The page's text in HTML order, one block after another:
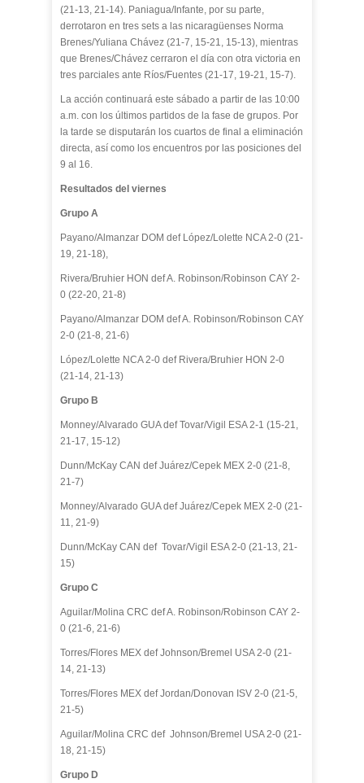
(21-13, 21-14). Paniagua/Infante, por su parte,
derrotaron en tres sets a las nicaragüenses Norma
Brenes/Yuliana Chávez (21-7, 15-21, 15-13), mientras
que Brenes/Chávez cerraron el día con otra victoria en
tres parciales ante Ríos/Fuentes (21-17, 19-21, 15-7).
La acción continuará este sábado a partir de las 10:00
a.m. con los últimos partidos de la fase de grupos. Por
la tarde se disputarán los cuartos de final a eliminación
directa, así como los encuentros por las posiciones del
9 al 16.
Resultados del viernes
Grupo A
Payano/Almanzar DOM def López/Lolette NCA 2-0 (21-
19, 21-18),
Rivera/Bruhier HON def A. Robinson/Robinson CAY 2-
0 (22-20, 21-8)
Payano/Almanzar DOM def A. Robinson/Robinson CAY
2-0 (21-8, 21-6)
López/Lolette NCA 2-0 def Rivera/Bruhier HON 2-0
(21-14, 21-13)
Grupo B
Monney/Alvarado GUA def Tovar/Vigil ESA 2-1 (15-21,
21-17, 15-12)
Dunn/McKay CAN def Juárez/Cepek MEX 2-0 (21-8,
21-7)
Monney/Alvarado GUA def Juárez/Cepek MEX 2-0 (21-
11, 21-9)
Dunn/McKay CAN def Tovar/Vigil ESA 2-0 (21-13, 21-
15)
Grupo C
Aguilar/Molina CRC def A. Robinson/Robinson CAY 2-
0 (21-6, 21-6)
Torres/Flores MEX def Johnson/Bremel USA 2-0 (21-
14, 21-13)
Torres/Flores MEX def Jordan/Donovan ISV 2-0 (21-5,
21-5)
Aguilar/Molina CRC def Johnson/Bremel USA 2-0 (21-
18, 21-15)
Grupo D